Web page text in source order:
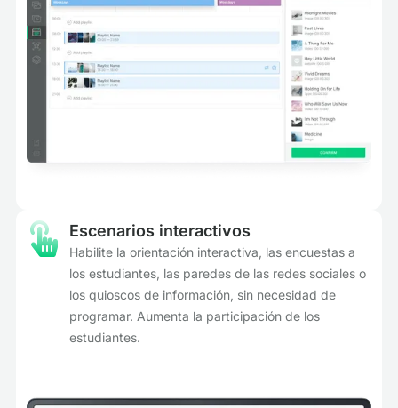
Escenarios interactivos
Habilite la orientación interactiva, las encuestas a
los estudiantes, las paredes de las redes sociales o
los quioscos de información, sin necesidad de
programar. Aumenta la participación de los
estudiantes.